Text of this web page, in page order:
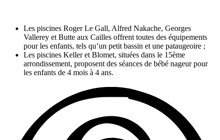
Les piscines Roger Le Gall, Alfred Nakache, Georges
Vallerey et Butte aux Cailles offrent toutes des équipements
pour les enfants, tels qu’un petit bassin et une pataugeoire ;
Les piscines Keller et Blomet, situées dans le 15ème
arrondissement, proposent des séances de bébé nageur pour
les enfants de 4 mois à 4 ans.